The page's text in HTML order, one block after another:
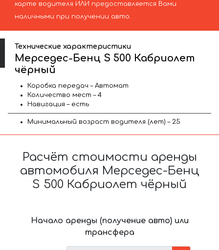
карте водителя ИЛИ предоставляется Вами
наличными при получении авто.
Технические характеристики
Мерседес-Бенц S 500 Кабриолет
чёрный
Коробка передач – Автомат
Количество мест – 4
Навигация – есть
Минимальный возраст водителя (лет) – 25
Расчёт стоимости аренды
автомобиля Мерседес-Бенц
S 500 Кабриолет чёрный
Начало аренды (получение авто) или
трансфера